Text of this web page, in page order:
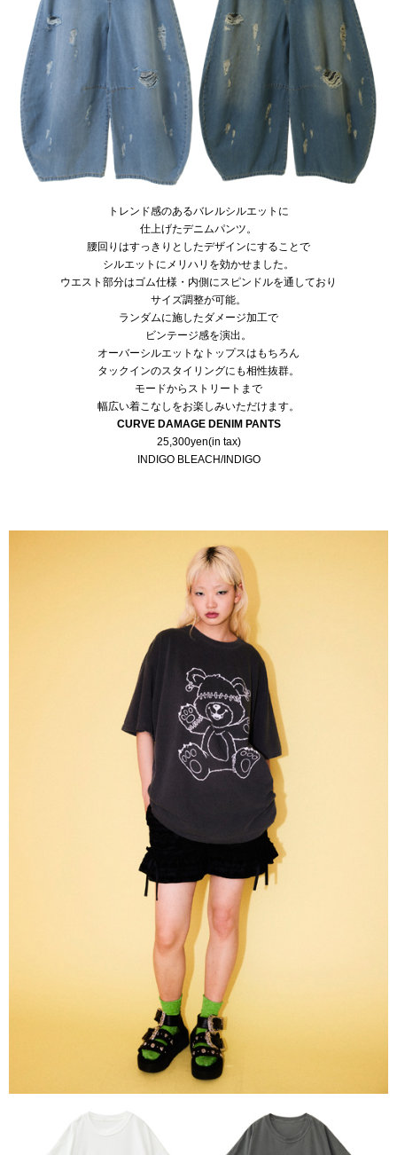
トレンド感のあるバレルシルエットに
仕上げたデニムパンツ。
腰回りはすっきりとしたデザインにすることで
シルエットにメリハリを効かせました。
ウエスト部分はゴム仕様・内側にスピンドルを通しており
サイズ調整が可能。
ランダムに施したダメージ加工で
ビンテージ感を演出。
オーバーシルエットなトップスはもちろん
タックインのスタイリングにも相性抜群。
モードからストリートまで
幅広い着こなしをお楽しみいただけます。
CURVE DAMAGE DENIM PANTS
25,300yen(in tax)
INDIGO BLEACH/INDIGO